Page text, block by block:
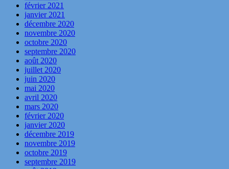
février 2021
janvier 2021
décembre 2020
novembre 2020
octobre 2020
septembre 2020
août 2020
juillet 2020
juin 2020
mai 2020
avril 2020
mars 2020
février 2020
janvier 2020
décembre 2019
novembre 2019
octobre 2019
septembre 2019